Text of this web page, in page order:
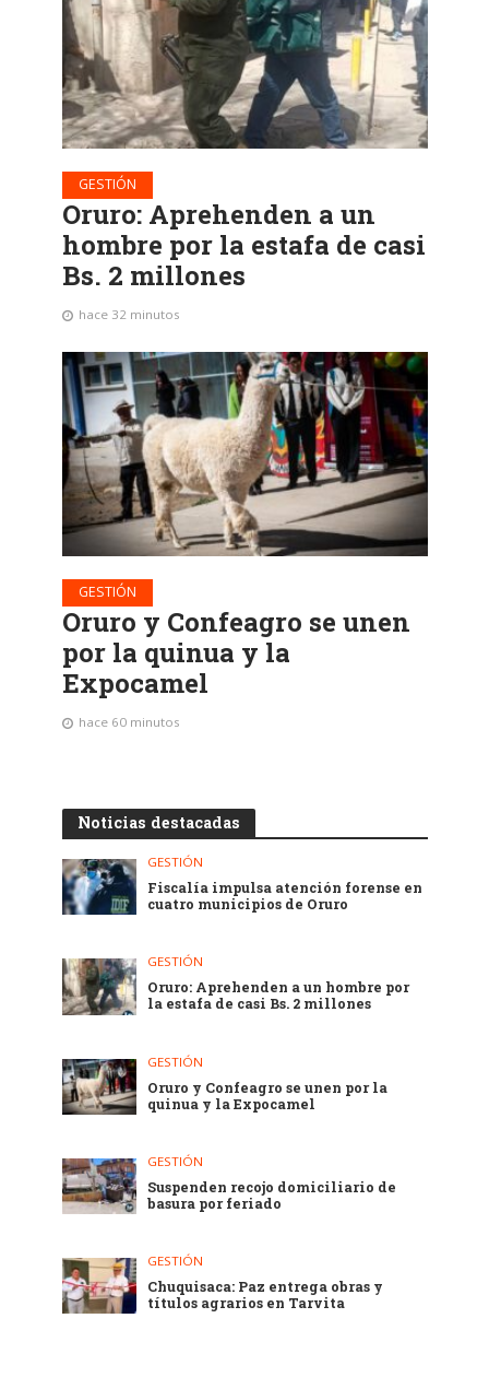
GESTIÓN
Oruro: Aprehenden a un
hombre por la estafa de casi
Bs. 2 millones
hace 32 minutos
GESTIÓN
Oruro y Confeagro se unen
por la quinua y la
Expocamel
hace 60 minutos
Noticias destacadas
GESTIÓN
Fiscalía impulsa atención forense en
cuatro municipios de Oruro
GESTIÓN
Oruro: Aprehenden a un hombre por
la estafa de casi Bs. 2 millones
GESTIÓN
Oruro y Confeagro se unen por la
quinua y la Expocamel
GESTIÓN
Suspenden recojo domiciliario de
basura por feriado
GESTIÓN
Chuquisaca: Paz entrega obras y
títulos agrarios en Tarvita